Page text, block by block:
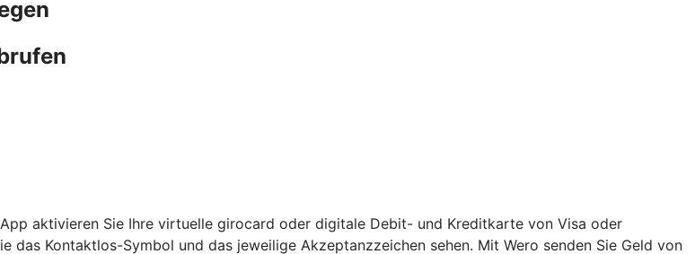
aktivieren Sie Ihre virtuelle girocard oder digitale Debit- und Kreditkarte von Visa oder
Kontaktlos-Symbol und das jeweilige Akzeptanzzeichen sehen. Mit Wero senden Sie Geld von